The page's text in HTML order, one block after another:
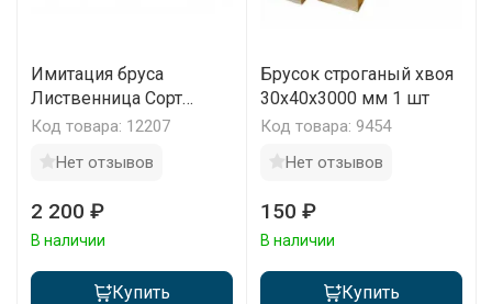
Имитация бруса
Лиственница Сорт
Прима 140х20х6000 мм
Код товара: 12207
Нет отзывов
2 200 ₽
В наличии
Купить
Брусок строганый хвоя
30x40x3000 мм 1 шт
Код товара: 9454
Нет отзывов
150 ₽
В наличии
Купить